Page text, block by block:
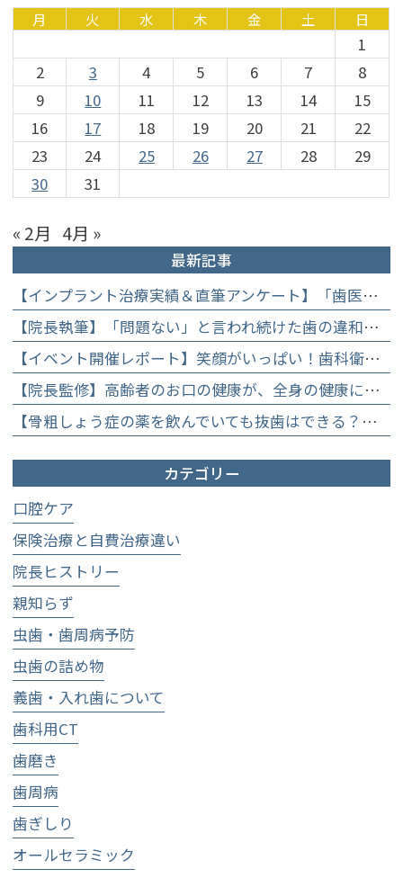
月 火 水 木 金 土 日
1
2
3 4 5 6 7
8
9
10 11 12 13 14
15
16
17 18 19 20 21
22
23
24 25 26 27 28
29
30
31
« 2月 4月 »
最新記事
【インプラント治療実績＆直筆アンケート】「歯医者が怖かった」トラウマを乗り越えて。70歳・介護士女性が手に入れた「晴れ晴れとした笑顔」と人生を支える噛み合わせ】
【院長執筆】「問題ない」と言われ続けた歯の違和感……60代女性が「80歳で20本の自前の歯」を守るために選んだ精密総合治療の全貌
【イベント開催レポート】笑顔がいっぱい！歯科衛生士×管理栄養士がお届けする「親子で楽しむむし歯になりにくいお菓子作り体験」】
【院長監修】高齢者のお口の健康が、全身の健康につながる理由。生涯おいしく食べるための「口内環境検査」とオーダーメイド予防】
【骨粗しょう症の薬を飲んでいても抜歯はできる？】顎骨壊死を防ぐために大切な口腔管理について
カテゴリー
口腔ケア
保険治療と自費治療違い
院長ヒストリー
親知らず
虫歯・歯周病予防
虫歯の詰め物
義歯・入れ歯について
歯科用CT
歯磨き
歯周病
歯ぎしり
オールセラミック